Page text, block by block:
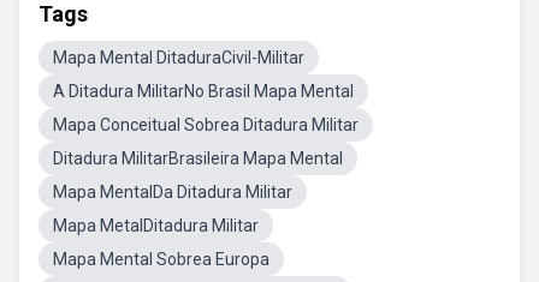
Tags
Mapa Mental DitaduraCivil-Militar
A Ditadura MilitarNo Brasil Mapa Mental
Mapa Conceitual Sobrea Ditadura Militar
Ditadura MilitarBrasileira Mapa Mental
Mapa MentalDa Ditadura Militar
Mapa MetalDitadura Militar
Mapa Mental Sobrea Europa